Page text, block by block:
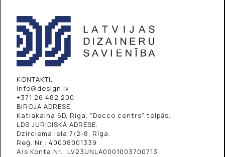
KONTAKTI.
info@design.lv
+371 26 482 200
BIROJA ADRESE.
Katlakalna 6D, Rīga, "Decco centrs" telpās.
LDS JURIDISKĀ ADRESE.
Dzirciema iela 7/2-8, Rīga.
Reģ. Nr.: 40008001339
A/s Konta Nr.: LV23UNLA0001003700713